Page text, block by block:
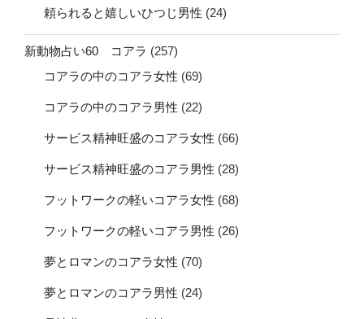
頼られると嬉しいひつじ男性 (24)
新動物占い60 コアラ (257)
コアラの中のコアラ女性 (69)
コアラの中のコアラ男性 (22)
サービス精神旺盛のコアラ女性 (66)
サービス精神旺盛のコアラ男性 (28)
フットワークの軽いコアラ女性 (68)
フットワークの軽いコアラ男性 (26)
夢とロマンのコアラ女性 (70)
夢とロマンのコアラ男性 (24)